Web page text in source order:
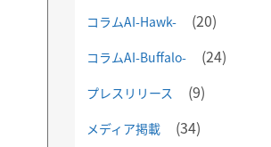
コラムAI-Hawk- (20)
コラムAI-Buffalo- (24)
プレスリリース (9)
メディア掲載 (34)